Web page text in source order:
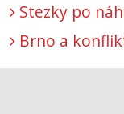
Stezky po
Brno a